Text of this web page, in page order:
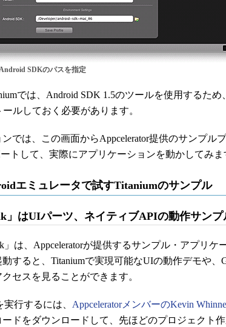
SDKのパスを指定
では、Android SDK 1.5のツールを使用するため
ルしておく必要があります。
では、この画面からAppcelerator提供のサンプル
トして、実際にアプリケーションを動かしてみま
エミュレータで試すTitaniumのサンプル
」はUIパーツ、ネイティブAPIの動作サンプ
は、Appceleratorが提供するサンプル・アプリケ
すると、Titaniumで実現可能なUIの動作デモや、
セスを見ることができます。
行するには、 AppceleratorメンバーのKevin
ドをダウンロードして、先ほどのプロジェクト